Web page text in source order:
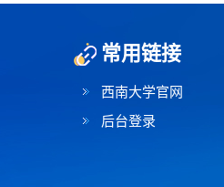
常用链接
西南大学官网
后台登录